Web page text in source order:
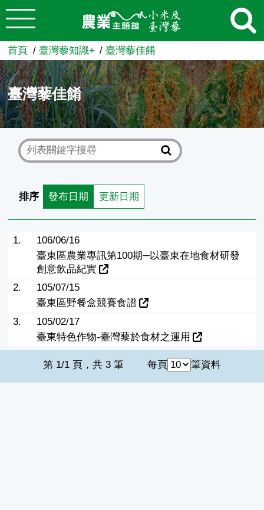
跳到主要內容
農業知識入口網
首頁 臺灣藜知識+ 臺灣藜佳餚
臺灣藜佳餚
排序 發布日期 更新日期
1.
106/06/16
臺東區農業專訊第100期─以臺東在地食材研發
創意飲品紀實
2.
105/07/15
臺東區野餐盒競賽食譜
3.
105/02/17
臺東特色作物-臺灣藜於食材之運用
第 1/1 頁，共 3 筆 每頁 筆資料